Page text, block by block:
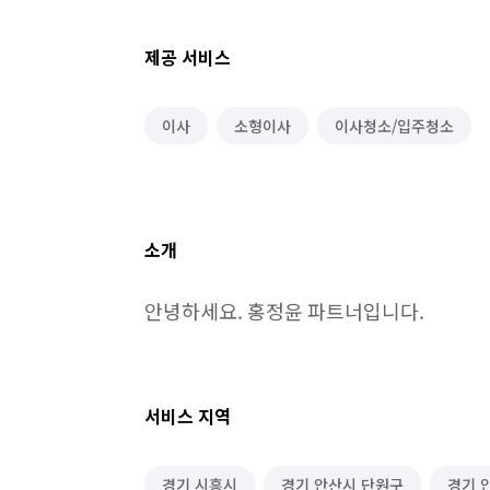
제공 서비스
이사 소형이사 이사청소/입주청소
소개
안녕하세요. 홍정윤 파트너입니다.
서비스 지역
경기 시흥시 경기 안산시 단원구 경기